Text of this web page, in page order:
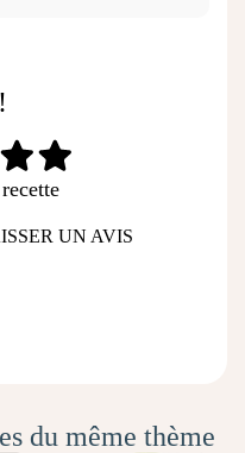
UN AVIS
du même thème